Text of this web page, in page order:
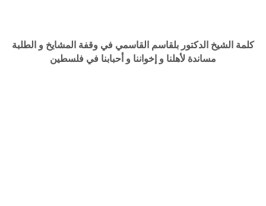
الكتل
كلمة الشيخ الدكتور بلقاسم القاسمي في وقفة المشايخ و الطلبة
مساندة لأهلنا و إخواننا و أحبابنا في فلسطين